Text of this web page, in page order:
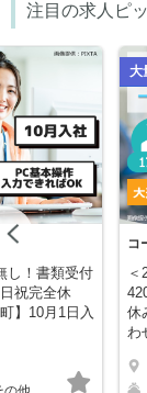
注目の求人ピ
し！書類受付
祝完全休
】10月1日入
キープ
大
コ
休
わ